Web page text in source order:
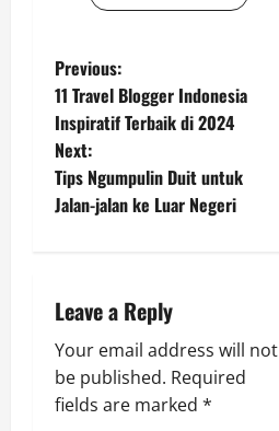
P
o
s
t
a
v
i
Previous:
11 Travel Blogger Indonesia
Inspiratif Terbaik di 2024
Next:
Tips Ngumpulin Duit untuk
Jalan-jalan ke Luar Negeri
Leave a Reply
Your email address will not
be published. Required
fields are marked *